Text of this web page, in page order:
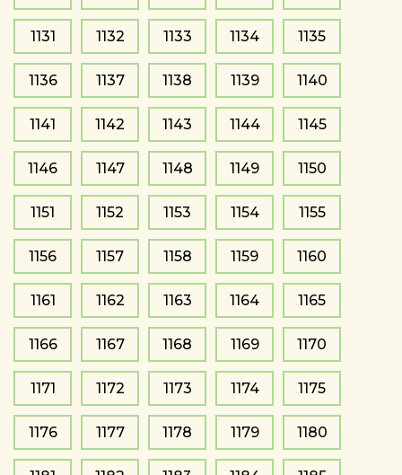
1131 1132 1133 1134 1135
1136 1137 1138 1139 1140
1141 1142 1143 1144 1145
1146 1147 1148 1149 1150
1151 1152 1153 1154 1155
1156 1157 1158 1159 1160
1161 1162 1163 1164 1165
1166 1167 1168 1169 1170
1171 1172 1173 1174 1175
1176 1177 1178 1179 1180